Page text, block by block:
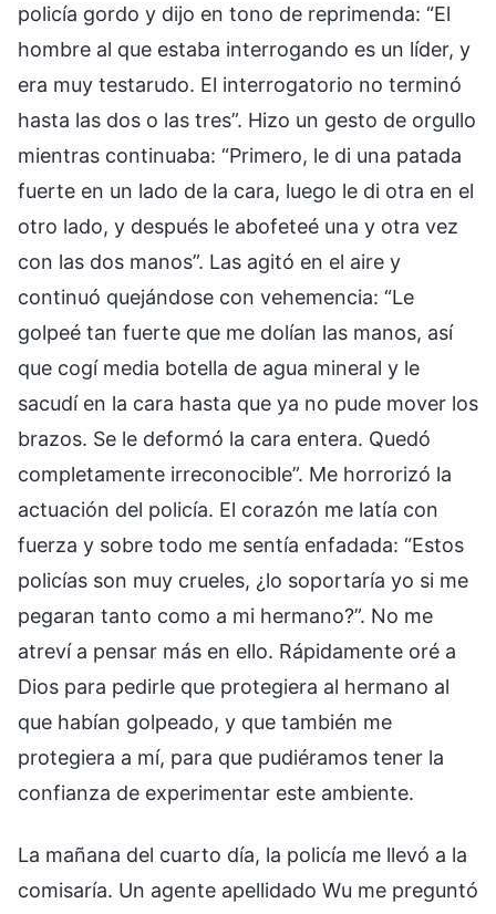
policía gordo y dijo en tono de reprimenda: “El
hombre al que estaba interrogando es un líder, y
era muy testarudo. El interrogatorio no terminó
hasta las dos o las tres”. Hizo un gesto de orgullo
mientras continuaba: “Primero, le di una patada
fuerte en un lado de la cara, luego le di otra en el
otro lado, y después le abofeteé una y otra vez
con las dos manos”. Las agitó en el aire y
continuó quejándose con vehemencia: “Le
golpeé tan fuerte que me dolían las manos, así
que cogí media botella de agua mineral y le
sacudí en la cara hasta que ya no pude mover los
brazos. Se le deformó la cara entera. Quedó
completamente irreconocible”. Me horrorizó la
actuación del policía. El corazón me latía con
fuerza y sobre todo me sentía enfadada: “Estos
policías son muy crueles, ¿lo soportaría yo si me
pegaran tanto como a mi hermano?”. No me
atreví a pensar más en ello. Rápidamente oré a
Dios para pedirle que protegiera al hermano al
que habían golpeado, y que también me
protegiera a mí, para que pudiéramos tener la
confianza de experimentar este ambiente.
La mañana del cuarto día, la policía me llevó a la
comisaría. Un agente apellidado Wu me preguntó